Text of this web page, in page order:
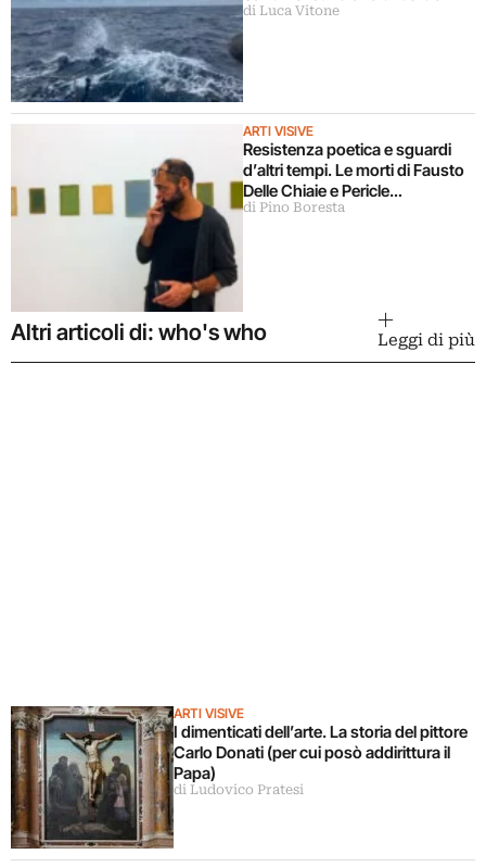
di Luca Vitone
ARTI VISIVE
Resistenza poetica e sguardi
d’altri tempi. Le morti di Fausto
Delle Chiaie e Pericle
Guaglianone
di Pino Boresta
Altri articoli di: who's who Leggi di più
ARTI VISIVE
I dimenticati dell’arte. La storia del pittore
Carlo Donati (per cui posò addirittura il
Papa)
di Ludovico Pratesi